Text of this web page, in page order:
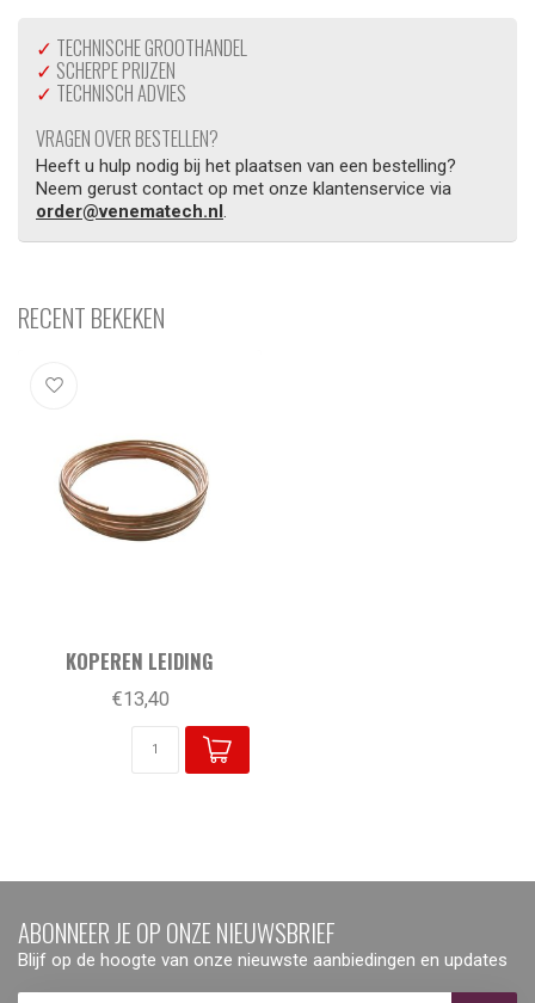
✓ TECHNISCHE GROOTHANDEL
✓ SCHERPE PRIJZEN
✓ TECHNISCH ADVIES
VRAGEN OVER BESTELLEN?
Heeft u hulp nodig bij het plaatsen van een bestelling?
Neem gerust contact op met onze klantenservice via
order@venematech.nl.
RECENT BEKEKEN
KOPEREN LEIDING
€13,40
ABONNEER JE OP ONZE NIEUWSBRIEF
Blijf op de hoogte van onze nieuwste aanbiedingen en updates